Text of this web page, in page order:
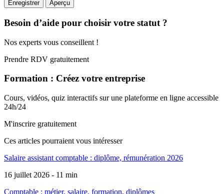
Besoin d’aide pour choisir votre statut ?
Nos experts vous conseillent !
Prendre RDV gratuitement
Formation : Créez votre entreprise
Cours, vidéos, quiz interactifs sur une plateforme en ligne accessible
24h/24
M'inscrire gratuitement
Ces articles pourraient vous intéresser
Salaire assistant comptable : diplôme, rémunération 2026
16 juillet 2026 - 11 min
Comptable : métier, salaire, formation, diplômes